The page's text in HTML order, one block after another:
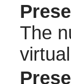
The